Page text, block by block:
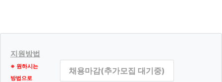
신규 서비스 개발 및 맞춤 서비스 제공, 이벤트 및 광고성 정
보 제공 및 참여기회 제공, 인구통계학적 특성에 따른 서비
스 제공 및 광고 게재, 서비스의 유효성 확인, 접속빈도 파악
지원방법
※ 원하시는
방법으로
채용마감(추가모집 대기중)